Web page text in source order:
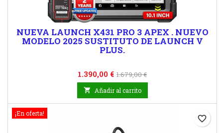
NUEVA LAUNCH X431 PRO 3 APEX . NUEVO
MODELO 2025 SUSTITUTO DE LAUNCH V
PLUS.
Precio
1.390,00 € Precio
base
1.679,00 €
 Añadir al carrito
¡En oferta!
favorite_border